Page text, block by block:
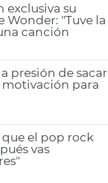
exclusiva su
Wonder: "Tuve la
canción
presión de sacar
para
que el pop rock
vas